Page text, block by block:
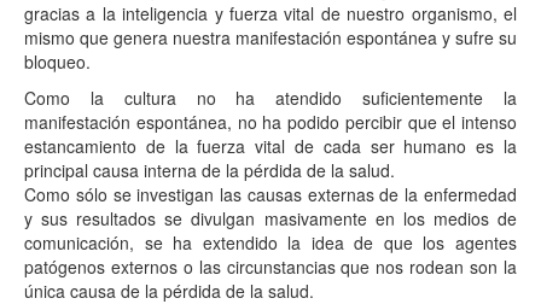
gracias a la inteligencia y fuerza vital de nuestro organismo, el
mismo que genera nuestra manifestación espontánea y sufre su
bloqueo.
Como la cultura no ha atendido suficientemente la
manifestación espontánea, no ha podido percibir que el intenso
estancamiento de la fuerza vital de cada ser humano es la
principal causa interna de la pérdida de la salud.
Como sólo se investigan las causas externas de la enfermedad
y sus resultados se divulgan masivamente en los medios de
comunicación, se ha extendido la idea de que los agentes
patógenos externos o las circunstancias que nos rodean son la
única causa de la pérdida de la salud.